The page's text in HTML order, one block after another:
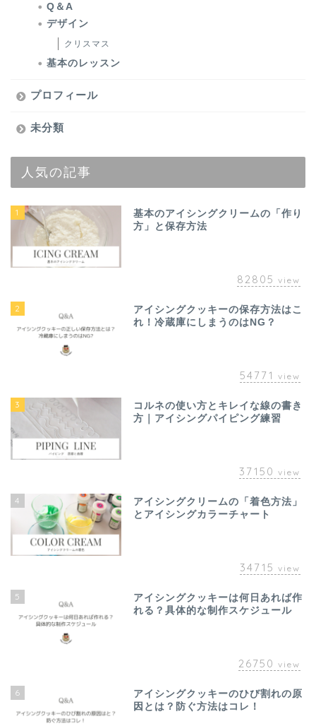
Q＆A
デザイン
クリスマス
基本のレッスン
プロフィール
未分類
人気の記事
1
基本のアイシングクリームの「作り
方」と保存方法
82805 view
2
アイシングクッキーの保存方法はこ
れ！冷蔵庫にしまうのはNG？
54771 view
3
コルネの使い方とキレイな線の書き
方｜アイシングパイピング練習
37150 view
4
アイシングクリームの「着色方法」
とアイシングカラーチャート
34715 view
5
アイシングクッキーは何日あれば作
れる？具体的な制作スケジュール
26750 view
6
アイシングクッキーのひび割れの原
因とは？防ぐ方法はコレ！